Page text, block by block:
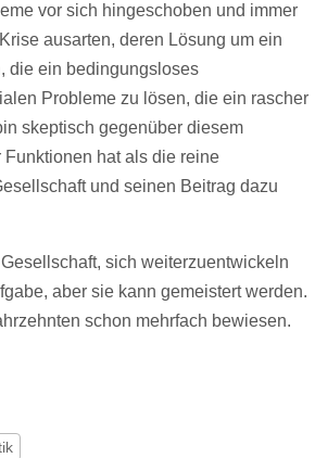
vor sich hingeschoben und immer
ausarten, deren Lösung um ein
die ein bedingungsloses
Probleme zu lösen, die ein rascher
skeptisch gegenüber diesem
hat als die reine
und seinen Beitrag dazu
sich weiterzuentwickeln
aber sie kann gemeistert werden.
schon mehrfach bewiesen.